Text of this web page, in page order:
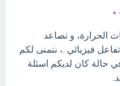
.
الحرارة، و تصاعد
فيزيائي .، نتمنى لكم
حالة كان لديكم اسئلة